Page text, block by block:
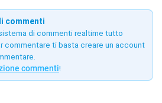
commenti
di commenti realtime tutto
commentare ti basta creare un account
commenti!